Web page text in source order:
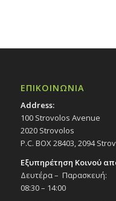
ΕΠΙΚΟΙΝΩΝΙΑ
Address:
100 Strovolos Avenue
2020 Strovolos
P.C. BOX 28403, 2094
Εξυπηρέτηση Κοινού
Δευτέρα – Παρασκευή:
08:30 – 14:00